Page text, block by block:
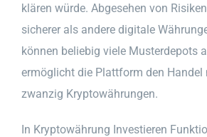
klären würde. Abgesehen von
sicherer als andere digitale
können beliebig viele Musterdepots
ermöglicht die Plattform den Handel
zwanzig Kryptowährungen.
In Kryptowährung Investieren